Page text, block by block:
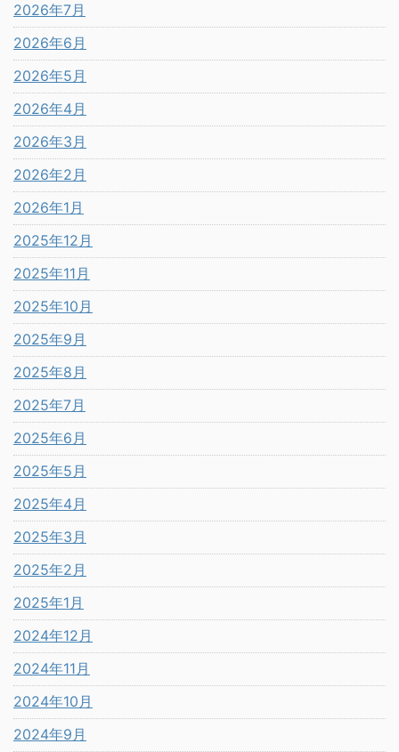
2026年7月
2026年6月
2026年5月
2026年4月
2026年3月
2026年2月
2026年1月
2025年12月
2025年11月
2025年10月
2025年9月
2025年8月
2025年7月
2025年6月
2025年5月
2025年4月
2025年3月
2025年2月
2025年1月
2024年12月
2024年11月
2024年10月
2024年9月